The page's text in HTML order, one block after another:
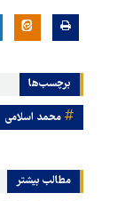
برچسب‌ها
محمد اسلامی
مطالب بیشتر